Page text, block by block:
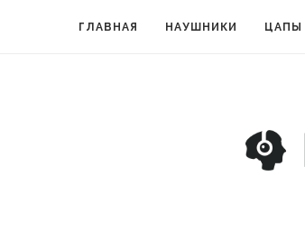
ГЛАВНАЯ НАУШНИКИ ЦАПЫ